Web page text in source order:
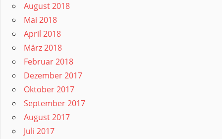
August 2018
Mai 2018
April 2018
März 2018
Februar 2018
Dezember 2017
Oktober 2017
September 2017
August 2017
Juli 2017